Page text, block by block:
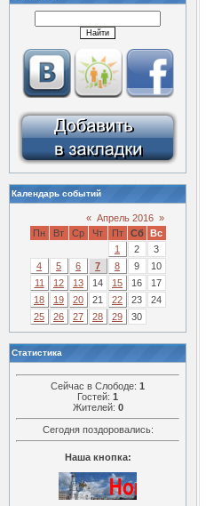
Календарь событий
« Апрель 2016 »
Пн
Вт Ср Чт Пт Сб
Вс
1
2
3
4
5 6 7 8 9
10
11
12 13 14 15 16
17
18
19 20 21 22 23
24
25
26 27 28 29 30
Статистика
Сейчас в Слободе: 1
Гостей: 1
Жителей: 0
Сегодня поздоровались:
Наша кнопка: